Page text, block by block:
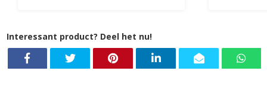
Interessant product? Deel het nu!